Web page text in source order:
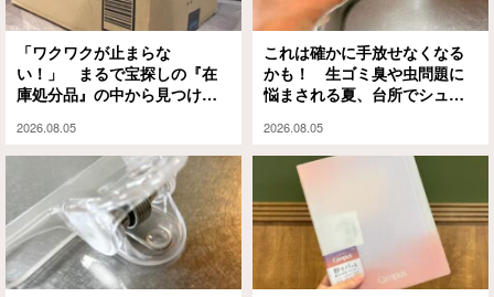
「ワクワクが止まらな
い！」 まるで宝探しの『在
庫処分品』の中から見つけた
2026.08.05
これは確かに手放せなくなる
かも！ 生ゴミ臭や虫問題に
悩まされる夏、台所でシュッ
2026.08.05